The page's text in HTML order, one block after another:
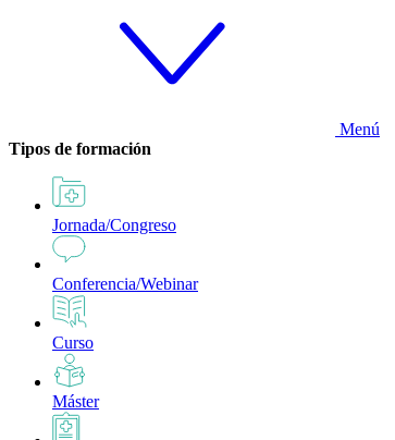
Menú
Tipos de formación
Jornada/Congreso
Conferencia/Webinar
Curso
Máster